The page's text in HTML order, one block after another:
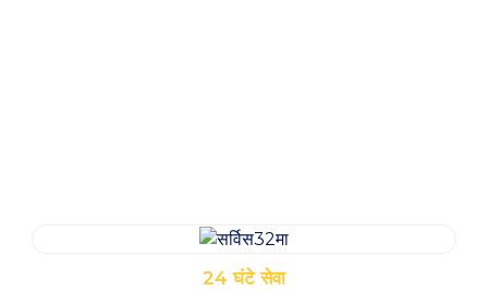
24 घंटे सेवा